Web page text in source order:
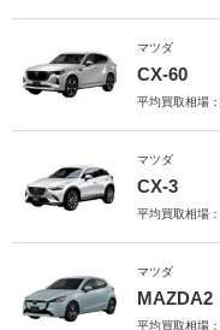
マツダ
CX-60
平均買取相場：
マツダ
CX-3
平均買取相場：
マツダ
MAZDA2
平均買取相場：